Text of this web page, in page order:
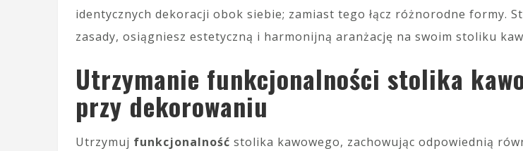
identycznych dekoracji obok siebie; zamiast tego łącz różnorodne formy.
zasady, osiągniesz estetyczną i harmonijną aranżację na swoim stoliku
Utrzymanie funkcjonalności stolika
przy dekorowaniu
Utrzymuj funkcjonalność stolika kawowego, zachowując odpowiednią